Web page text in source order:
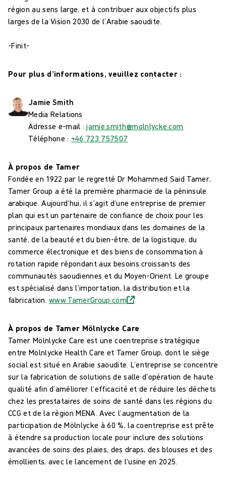
région au sens large, et à contribuer aux objectifs plus
larges de la Vision 2030 de l’Arabie saoudite.
-Finit-
Pour plus d’informations, veuillez contacter :
Jamie Smith
Media Relations
Adresse e-mail : jamie.smith@molnlycke.com
Téléphone : +46 723 757507
À propos de Tamer
Fondée en 1922 par le regretté Dr Mohammed Said Tamer,
Tamer Group a été la première pharmacie de la péninsule
arabique. Aujourd’hui, il s’agit d’une entreprise de premier
plan qui est un partenaire de confiance de choix pour les
principaux partenaires mondiaux dans les domaines de la
santé, de la beauté et du bien-être, de la logistique, du
commerce électronique et des biens de consommation à
rotation rapide répondant aux besoins croissants des
communautés saoudiennes et du Moyen-Orient. Le groupe
est spécialisé dans l’importation, la distribution et la
fabrication.www.TamerGroup.com
À propos de Tamer Mölnlycke Care
Tamer Mölnlycke Care est une coentreprise stratégique
entre Mölnlycke Health Care et Tamer Group, dont le siège
social est situé en Arabie saoudite. L’entreprise se concentre
sur la fabrication de solutions de salle d’opération de haute
qualité afin d’améliorer l’efficacité et de réduire les déchets
chez les prestataires de soins de santé dans les régions du
CCG et de la région MENA. Avec l’augmentation de la
participation de Mölnlycke à 60 %, la coentreprise est prête
à étendre sa production locale pour inclure des solutions
avancées de soins des plaies, des draps, des blouses et des
émollients, avec le lancement de l’usine en 2025.